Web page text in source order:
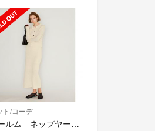
ト/コーデ
シールム ネップヤーン セットアップ